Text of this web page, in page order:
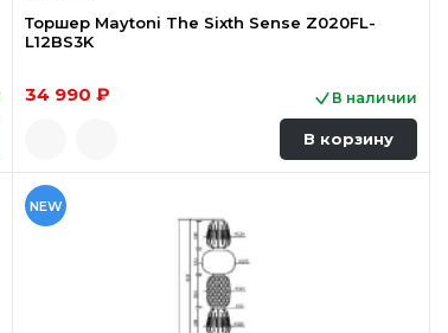
Торшер Maytoni The Sixth Sense Z020FL-
L12BS3K
34 990 ₽ В наличии
В корзину
NEW